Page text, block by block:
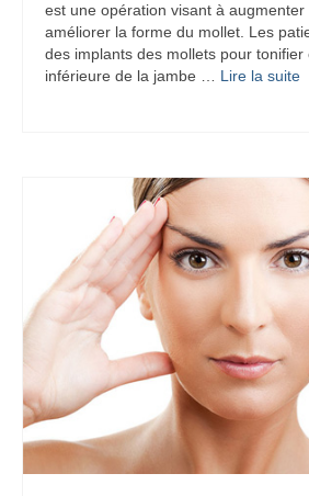
est une opération visant à augmenter
améliorer la forme du mollet. Les
des implants des mollets pour tonifier
inférieure de la jambe … Lire la suite­­